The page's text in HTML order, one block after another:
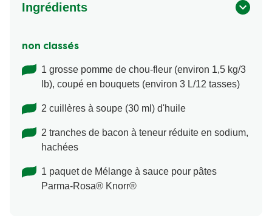
Ingrédients
non classés
1 grosse pomme de chou-fleur (environ 1,5 kg/3
lb), coupé en bouquets (environ 3 L/12 tasses)
2 cuillères à soupe (30 ml) d'huile
2 tranches de bacon à teneur réduite en sodium,
hachées
1 paquet de Mélange à sauce pour pâtes
Parma-Rosa® Knorr®